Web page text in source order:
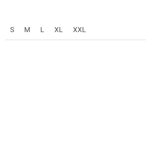
S M L XL XXL